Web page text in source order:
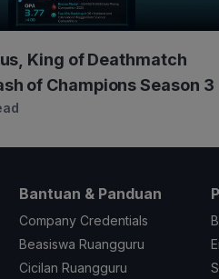
King of Deathmatch
of Champions Season 3
Bantuan & Panduan
Company Credentials
Beasiswa Ruangguru
Cicilan Ruangguru